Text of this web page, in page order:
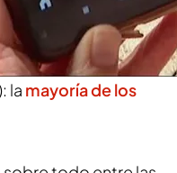
que se sitúa en el
levantamos. Más de
, aunque
la mayoría de los